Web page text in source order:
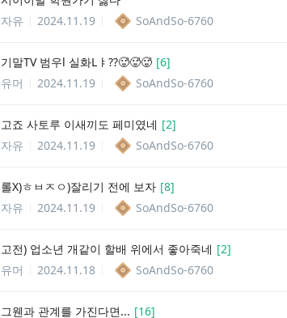
자유
2024.11.19 SoAndSo-6760
기말TV 범우l 실화Lㅑ??🥵🥵🥵 [6]
유머
2024.11.19 SoAndSo-6760
고죠 사토루 이새끼도 페미였네 [2]
자유
2024.11.19 SoAndSo-6760
롤X)ㅎㅂㅈㅇ)잘리기 전에 보자 [8]
자유
2024.11.19 SoAndSo-6760
고전) 업소년 개같이 할배 위에서 좋아죽네 [2]
유머
2024.11.18 SoAndSo-6760
그웬과 관계를 가진다면... [16]